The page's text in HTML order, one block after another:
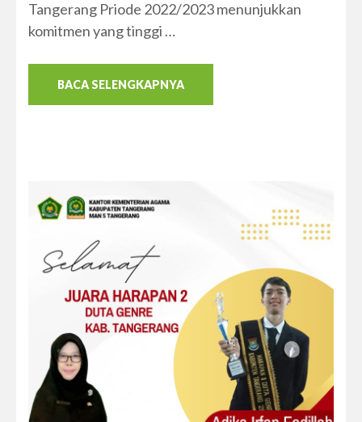
Tangerang Priode 2022/2023 menunjukkan
komitmen yang tinggi …
BACA SELENGKAPNYA